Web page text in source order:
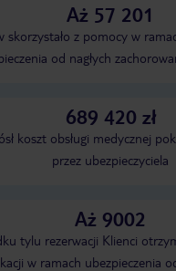
Aż 57 201
skorzystało z pomocy w
od nagłych
689 420 zł
koszt obsługi medycznej
przez ubezpieczyciela
Aż 9002
tylu rezerwacji Klienci
w ramach ubezpieczenia